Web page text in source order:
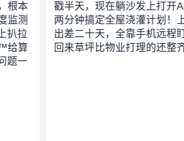
戳半天，现在躺沙发上打开APP，
两分钟搞定全屋浇灌计划！上个月
出差二十天，全靠手机远程盯着，
回来草坪比物业打理的还整齐